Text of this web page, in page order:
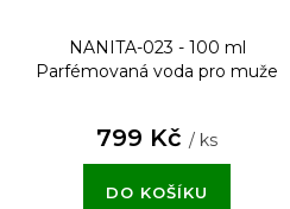
NANITA-023 - 100 ml
Parfémovaná voda pro muže
799 Kč / ks
DO KOŠÍKU